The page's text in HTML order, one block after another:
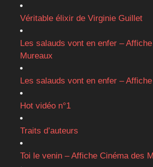
Véritable élixir de Virginie Guillet
Les salauds vont en enfer –
Mureaux
Les salauds vont en enfer –
Hot vidéo n°1
Traits d’auteurs
Toi le venin – Affiche Cinéma des